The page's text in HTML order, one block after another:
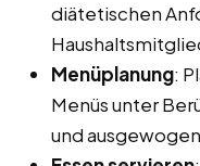
diätetischen
Menüplanung:
Menüs unter
und